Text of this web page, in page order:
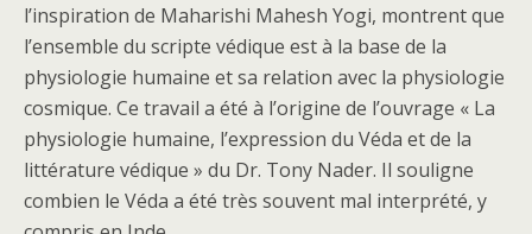
l’inspiration de Maharishi Mahesh Yogi, montrent que
l’ensemble du scripte védique est à la base de la
physiologie humaine et sa relation avec la physiologie
cosmique. Ce travail a été à l’origine de l’ouvrage « La
physiologie humaine, l’expression du Véda et de la
littérature védique » du Dr. Tony Nader. Il souligne
combien le Véda a été très souvent mal interprété, y